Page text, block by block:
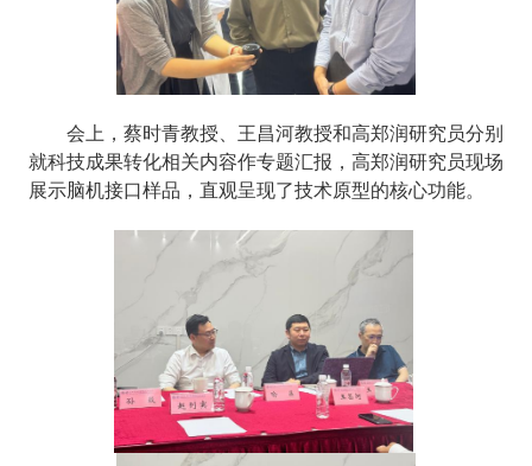
会上，蔡时青教授、王昌河教授和高郑润研究员分别
就科技成果转化相关内容作专题汇报 ，高郑润研究员现场
展示脑机接口样品，直观呈现了技术原型的核心功能。